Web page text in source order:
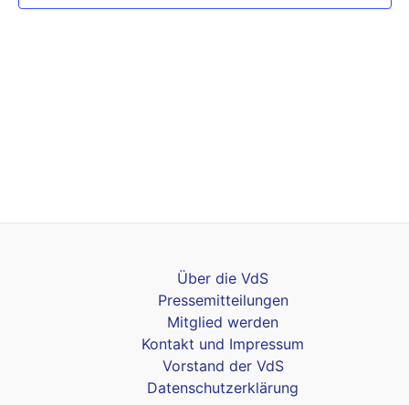
Über die VdS
Pressemitteilungen
Mitglied werden
Kontakt und Impressum
Vorstand der VdS
Datenschutzerklärung